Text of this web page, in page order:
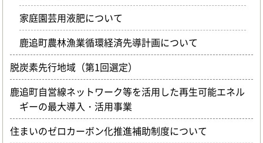
家庭園芸用液肥について
鹿追町農林漁業循環経済先導計画について
脱炭素先行地域（第1回選定）
鹿追町自営線ネットワーク等を活用した再生可能エネル
ギーの最大導入・活用事業
住まいのゼロカーボン化推進補助制度について